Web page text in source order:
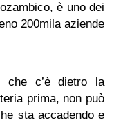
è uno dei
200mila aziende
che c’è dietro la
prima, non può
sta accadendo e